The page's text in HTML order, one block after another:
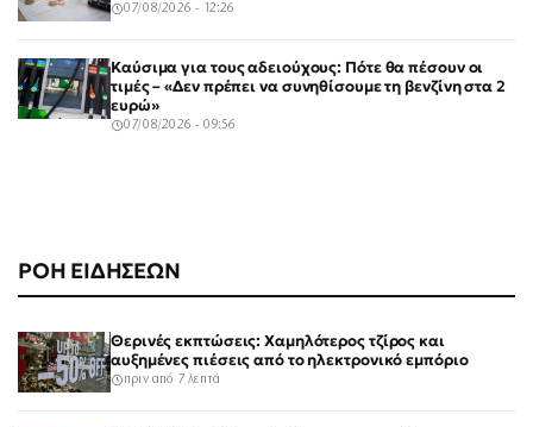
ΡΟΗ ΕΙΔΗΣΕΩΝ
Θερινές εκπτώσεις: Χαμηλότερος τζίρος και
αυξημένες πιέσεις από το ηλεκτρονικό εμπόριο
πριν από 7 λεπτά
07/08/2026 - 12:26
Καύσιμα για τους αδειούχους: Πότε θα πέσουν οι
τιμές – «Δεν πρέπει να συνηθίσουμε τη βενζίνη στα 2
ευρώ»
07/08/2026 - 09:56